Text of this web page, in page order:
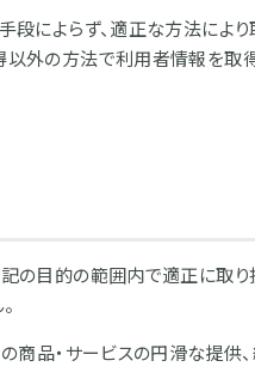
によらず、適正な方法により
外の方法で利用者情報を取
の目的の範囲内で適正に取り
商品・サービスの円滑な提供